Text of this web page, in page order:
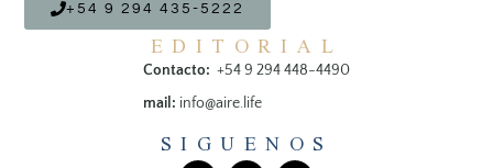
+54 9 294 435-5222
EDITORIAL
Contacto: +54 9 294 448-4490
mail: info@aire.life
SIGUENOS